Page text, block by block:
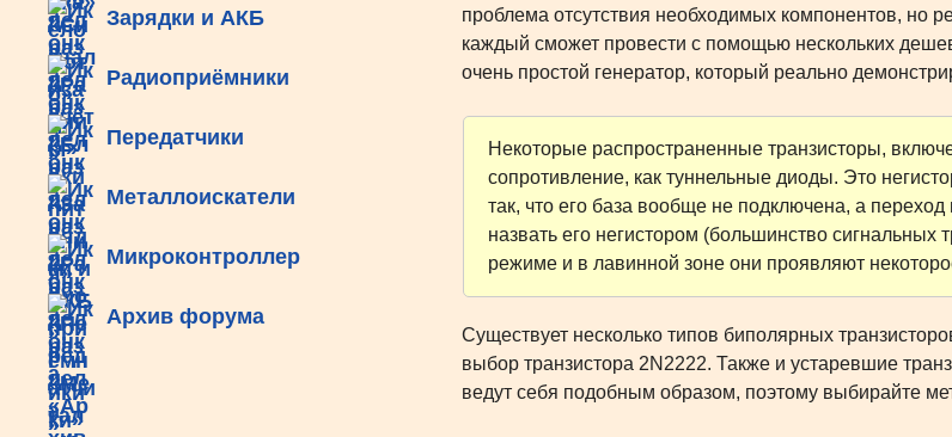
проблема отсутствия необходимых компонентов, но
каждый сможет провести с помощью нескольких
очень простой генератор, который реально
Некоторые распространенные транзисторы,
сопротивление, как туннельные диоды. Это
так, что его база вообще не подключена, а
назвать его негистором (большинство
режиме и в лавинной зоне они проявляют
Существует несколько типов биполярных
выбор транзистора 2N2222. Также и устаревшие
ведут себя подобным образом, поэтому выбирайте
Зарядки и АКБ
Радиоприёмники
Передатчики
Металлоискатели
Микроконтроллер
Архив форума